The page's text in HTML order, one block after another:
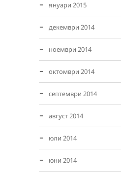
януари 2015
декември 2014
ноември 2014
октомври 2014
септември 2014
август 2014
юли 2014
юни 2014